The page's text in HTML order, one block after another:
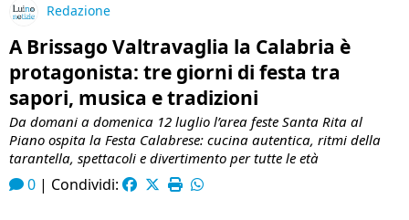
Redazione
A Brissago Valtravaglia la Calabria è
protagonista: tre giorni di festa tra
sapori, musica e tradizioni
Da domani a domenica 12 luglio l’area feste Santa Rita al
Piano ospita la Festa Calabrese: cucina autentica, ritmi della
tarantella, spettacoli e divertimento per tutte le età
0 | Condividi: